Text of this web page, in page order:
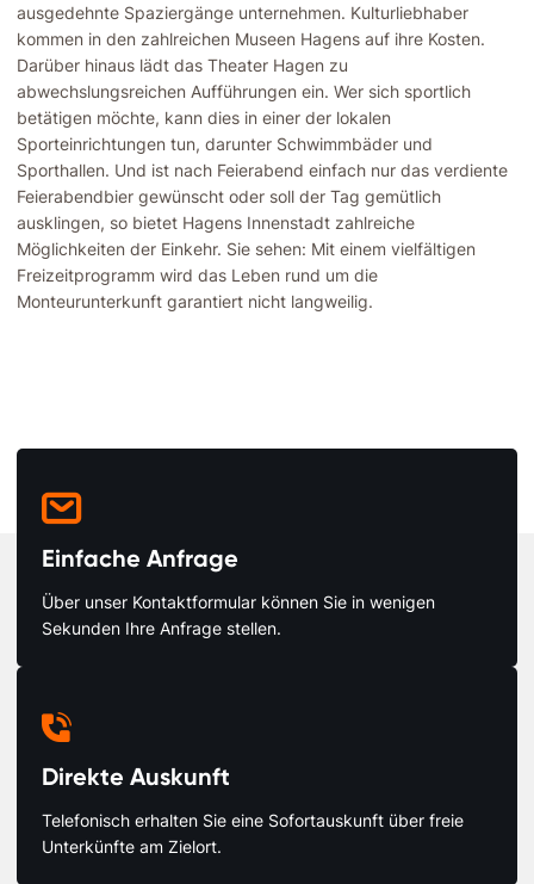
ausgedehnte Spaziergänge unternehmen. Kulturliebhaber
kommen in den zahlreichen Museen Hagens auf ihre Kosten.
Darüber hinaus lädt das Theater Hagen zu
abwechslungsreichen Aufführungen ein. Wer sich sportlich
betätigen möchte, kann dies in einer der lokalen
Sporteinrichtungen tun, darunter Schwimmbäder und
Sporthallen. Und ist nach Feierabend einfach nur das verdiente
Feierabendbier gewünscht oder soll der Tag gemütlich
ausklingen, so bietet Hagens Innenstadt zahlreiche
Möglichkeiten der Einkehr. Sie sehen: Mit einem vielfältigen
Freizeitprogramm wird das Leben rund um die
Monteurunterkunft garantiert nicht langweilig.

Einfache Anfrage
Über unser Kontaktformular können Sie in wenigen
Sekunden Ihre Anfrage stellen.

Direkte Auskunft
Telefonisch erhalten Sie eine Sofortauskunft über freie
Unterkünfte am Zielort.